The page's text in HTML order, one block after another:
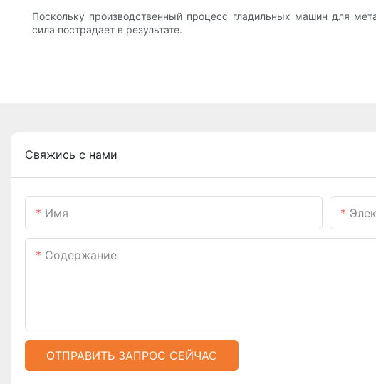
Поскольку производственный процесс гладильных машин для
сила пострадает в результате.
Свяжись с нами
Имя
Содержание
ОТПРАВИТЬ ЗАПРОС СЕЙЧАС